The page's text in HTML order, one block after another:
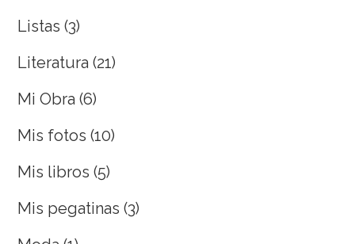
Listas (3)
Literatura (21)
Mi Obra (6)
Mis fotos (10)
Mis libros (5)
Mis pegatinas (3)